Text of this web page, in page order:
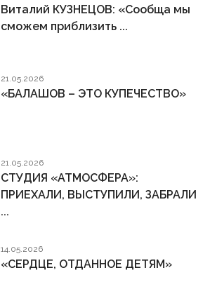
Виталий КУЗНЕЦОВ: «Сообща мы
сможем приблизить ...
21.05.2026
«БАЛАШОВ – ЭТО КУПЕЧЕСТВО»
21.05.2026
СТУДИЯ «АТМОСФЕРА»:
ПРИЕХАЛИ, ВЫСТУПИЛИ, ЗАБРАЛИ
...
14.05.2026
«СЕРДЦЕ, ОТДАННОЕ ДЕТЯМ»